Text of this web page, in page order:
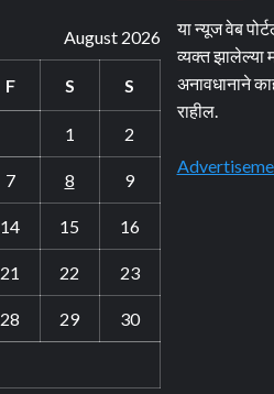
August 2026
F S S
1 2
7 8 9
14 15 16
21 22 23
28 29 30
या न्यूज वेब
व्यक्त
अनावधानाने
राहील.